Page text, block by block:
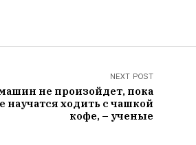
NEXT POST
не произойдет, пока
научатся ходить с чашкой
кофе, – ученые